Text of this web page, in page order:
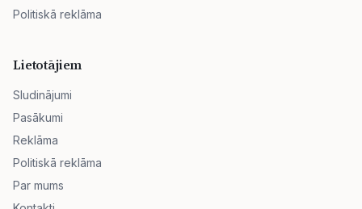
Politiskā reklāma
Lietotājiem
Sludinājumi
Pasākumi
Reklāma
Politiskā reklāma
Par mums